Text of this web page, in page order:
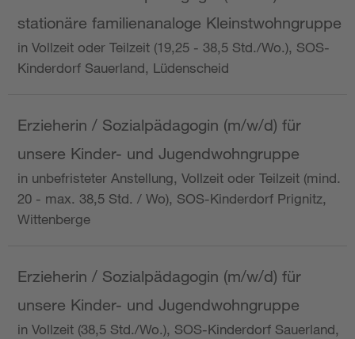
stationäre familienanaloge Kleinstwohngruppe
in Vollzeit oder Teilzeit (19,25 - 38,5 Std./Wo.), SOS-
Kinderdorf Sauerland, Lüdenscheid
Erzieherin / Sozialpädagogin (m/w/d) für
unsere Kinder- und Jugendwohngruppe
in unbefristeter Anstellung, Vollzeit oder Teilzeit (mind.
20 - max. 38,5 Std. / Wo), SOS-Kinderdorf Prignitz,
Wittenberge
Erzieherin / Sozialpädagogin (m/w/d) für
unsere Kinder- und Jugendwohngruppe
in Vollzeit (38,5 Std./Wo.), SOS-Kinderdorf Sauerland,